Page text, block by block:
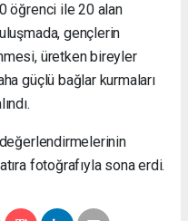
öğrenci ile 20 alan
gençlerin
üretken bireyler
güçlü bağlar kurmaları
değerlendirmelerinin
fotoğrafıyla sona erdi.